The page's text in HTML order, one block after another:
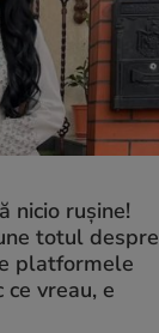
nicio rușine!
totul despre
platformele
vreau, e